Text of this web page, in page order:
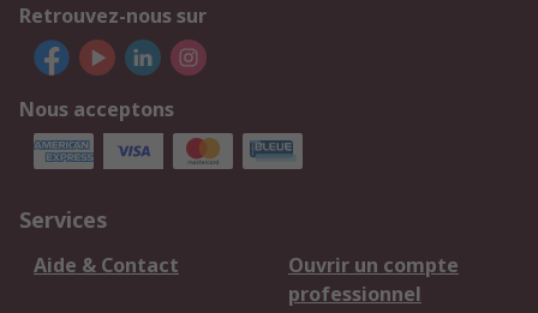
Retrouvez-nous sur
Nous acceptons
Services
Aide & Contact
Ouvrir un compte
professionnel